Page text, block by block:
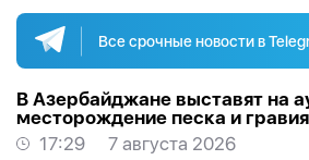
Все срочные новости в
В Азербайджане выставят на
месторождение песка и гравия
17:29
7 августа 2026